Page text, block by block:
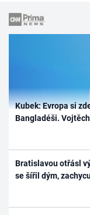
Kubek: Evropa si
Bangladéši.
Bratislavou otřásl
se šířil dým,